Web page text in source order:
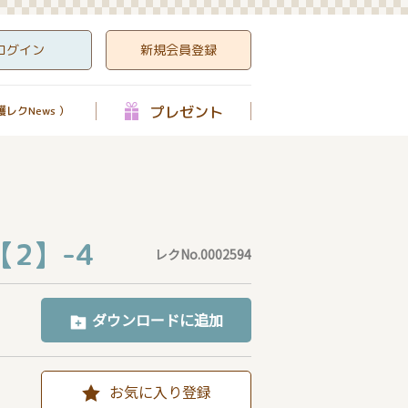
グイン 新規会員登録
レクNews ） プレゼント
2】-4 レクNo.0002594
ダウンロードに追加
お気に入り登録